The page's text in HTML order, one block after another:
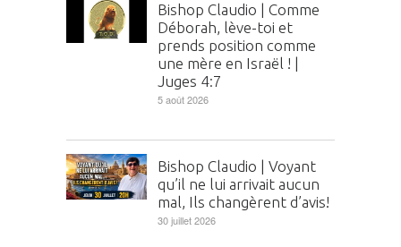
Bishop Claudio | Comme
Déborah, lève-toi et
prends position comme
une mère en Israël ! |
Juges 4:7
5 août 2026
Bishop Claudio | Voyant
qu’il ne lui arrivait aucun
mal, Ils changèrent d’avis!
30 juillet 2026